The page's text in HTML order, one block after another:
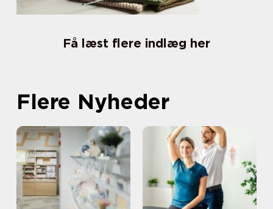
Få læst flere indlæg her
Flere Nyheder